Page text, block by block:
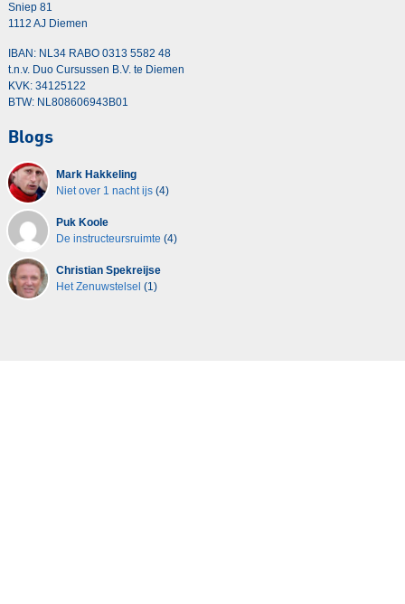
Sniep 81
1112 AJ Diemen
IBAN: NL34 RABO 0313 5582 48
t.n.v. Duo Cursussen B.V. te Diemen
KVK: 34125122
BTW: NL808606943B01
Blogs
Mark Hakkeling
Niet over 1 nacht ijs(4)
Puk Koole
De instructeursruimte (4)
Christian Spekreijse
Het Zenuwstelsel (1)